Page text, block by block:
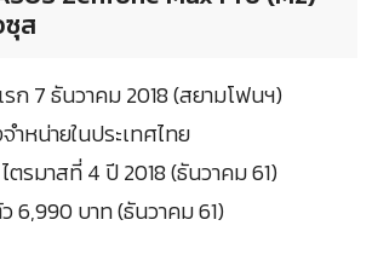
ซุส
ก 7 ธันวาคม 2018 (สยามโฟนฯ)
ำหน่ายในประเทศไทย
ตรมาสที่ 4 ปี 2018 (ธันวาคม 61)
6,990 บาท (ธันวาคม 61)